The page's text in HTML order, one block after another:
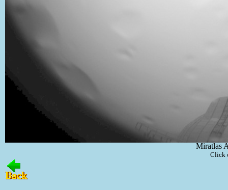
Miratlas
Click